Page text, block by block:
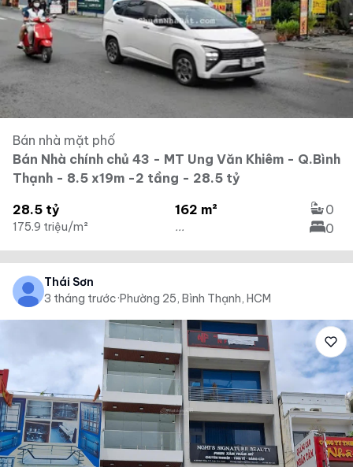
Bán nhà mặt phố
Bán Nhà chính chủ 43 - MT Ung Văn Khiêm - Q.Bình
Thạnh - 8.5 x19m -2 tầng - 28.5 tỷ
28.5 tỷ
175.9 triệu/m²
162 m²
...
0
0
Thái Sơn
3 tháng trước·Phường 25, Bình Thạnh, HCM